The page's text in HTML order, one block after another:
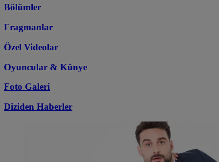
Bölümler
Fragmanlar
Özel Videolar
Oyuncular & Künye
Foto Galeri
Diziden Haberler